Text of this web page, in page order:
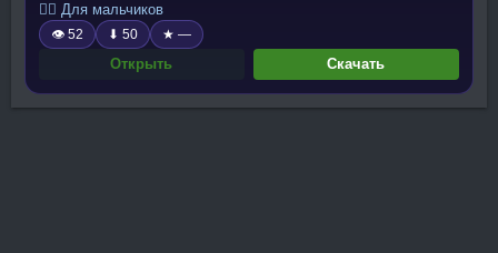
🧍‍♂️ Для мальчиков
👁 52 ⬇ 50 ★ —
Открыть Скачать